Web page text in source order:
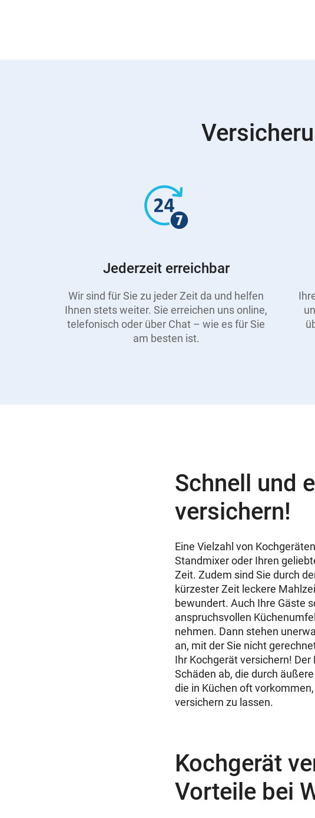
Jederzeit erreichbar
Wir sind für Sie zu jeder Zeit da und helfen
Ihnen stets weiter. Sie erreichen uns online,
telefonisch oder über Chat – wie es für Sie
am besten ist.
Schnell und
versichern!
Eine Vielzahl von
Standmixer oder Ihren
Zeit. Zudem sind Sie durch
kürzester Zeit leckere
bewundert. Auch Ihre Gäste
anspruchsvollen
nehmen. Dann stehen
an, mit der Sie nicht
Ihr Kochgerät versichern!
Schäden ab, die durch
die in Küchen oft
versichern zu lassen.
Kochgerät
Vorteile bei